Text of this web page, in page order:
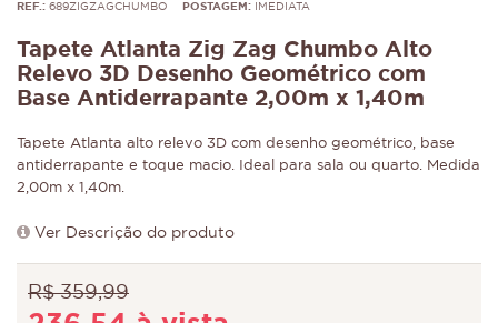
REF.: 689ZIGZAGCHUMBO POSTAGEM: IMEDIATA
Tapete Atlanta Zig Zag Chumbo Alto
Relevo 3D Desenho Geométrico com
Base Antiderrapante 2,00m x 1,40m
Tapete Atlanta alto relevo 3D com desenho geométrico, base
antiderrapante e toque macio. Ideal para sala ou quarto. Medida
2,00m x 1,40m.
Ver Descrição do produto
R$ 359,99